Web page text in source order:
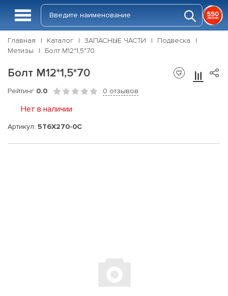
Главная Каталог ЗАПАСНЫЕ ЧАСТИ
Подвеска
Метизы
Болт М12*1,5*70
Болт М12*1,5*70
Рейтинг 0.0 0 отзывов
Нет в наличии
Артикул: 5Т6Х270-0С